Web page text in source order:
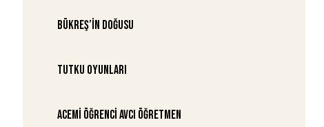
Bükreş’in Doğusu
Tutku Oyunları
Acemi Öğrenci Avcı Öğretmen